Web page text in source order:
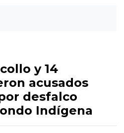
y 14
acusados
desfalco
Indígena